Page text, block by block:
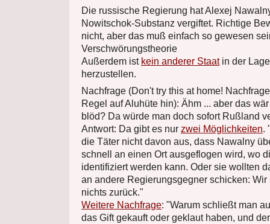
Die russische Regierung hat Alexej
Nowitschok-Substanz vergiftet. Richtige
nicht, aber das muß einfach so gewesen
Verschwörungstheorie
Außerdem ist kein anderer Staatin der
herzustellen.
Nachfrage (Don't try this at home!
Regel auf Aluhüte hin): Ähm ... aber das
blöd? Da würde man doch sofort Rußland
Antwort: Da gibt es nur zwei Möglichkeiten.
die Täter nicht davon aus, dass Nawalny
schnell an einen Ort ausgeflogen wird, wo
identifiziert werden kann. Oder sie wollten
an andere Regierungsgegner schicken: Wir
nichts zurück."
Weitere Nachfrage: "Warum schließt man
das Gift gekauft oder geklaut haben, und